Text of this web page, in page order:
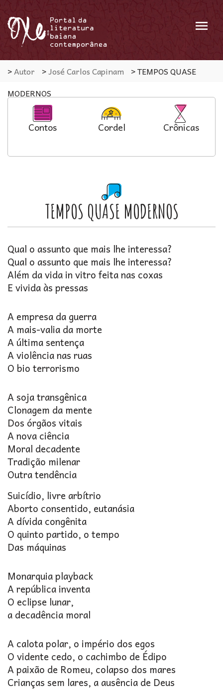
Menu
>Autor >José Carlos Capinam >TEMPOS QUASE
MODERNOS
Contos Cordel Crônicas
TEMPOS QUASE MODERNOS
Qual o assunto que mais lhe interessa?
Qual o assunto que mais lhe interessa?
Além da vida in vitro feita nas coxas
E vivida às pressas
A empresa da guerra
A mais-valia da morte
A última sentença
A violência nas ruas
O bio terrorismo
A soja transgênica
Clonagem da mente
Dos órgãos vitais
A nova ciência
Moral decadente
Tradição milenar
Outra tendência
Suicídio, livre arbítrio
Aborto consentido, eutanásia
A dívida congênita
O quinto partido, o tempo
Das máquinas
Monarquia playback
A república inventa
O eclipse lunar,
a decadência moral
A calota polar, o império dos egos
O vidente cedo, o cachimbo de Édipo
A paixão de Romeu, colapso dos mares
Crianças sem lares, a ausência de Deus